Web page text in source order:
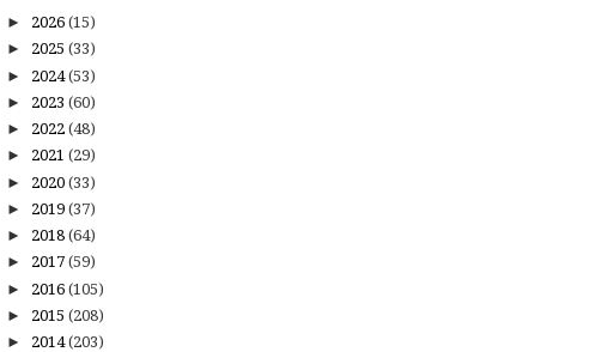
► 2026 (15)
► 2025 (33)
► 2024(53)
► 2023 (60)
► 2022 (48)
► 2021 (29)
► 2020 (33)
► 2019 (37)
► 2018 (64)
► 2017 (59)
► 2016 (105)
► 2015 (208)
► 2014(203)